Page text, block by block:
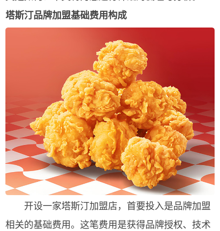
塔斯汀品牌加盟基础费用构成
开设一家塔斯汀加盟店，首要投入是品牌加盟
相关的基础费用。这笔费用是获得品牌授权、技术